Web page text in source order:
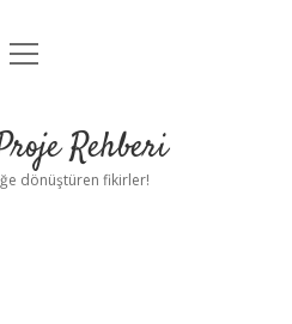
Uyarı
menüyü
Rehberi
dönüştüren fikirler!